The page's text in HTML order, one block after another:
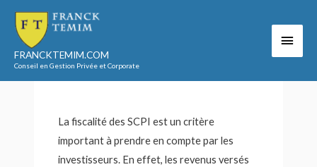
Aller
contenu
FRANCKTEMIM.COM
Conseil en Gestion Privée et Corporate
Accueil
La fiscalité de l’immobilier
La fiscalité des SCPI
La fiscalité des SCPI est un critère
important à prendre en compte par les
investisseurs. En effet, les revenus versés